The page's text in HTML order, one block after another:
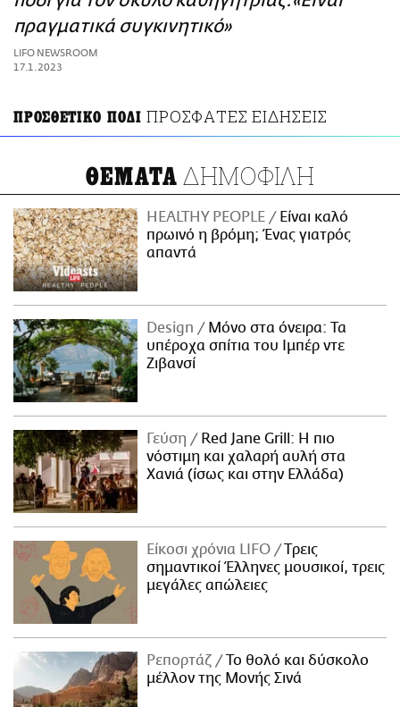
ΑΜΠΑ
PRINT
πραγματικά συγκινητικό»
LIFO NEWSROOM
17.1.2023
ΠΡΟΣΘΕΤΙΚΟ ΠΟΔΙ ΠΡΟΣΦΑΤΕΣ ΕΙΔΗΣΕΙΣ
ΘΕΜΑΤΑ ΔΗΜΟΦΙΛΗ
HEALTHY PEOPLE
Είναι καλό
πρωινό η βρόμη; Ένας γιατρός
απαντά
Design
Μόνο στα όνειρα: Τα
υπέροχα σπίτια του Ιμπέρ ντε
Ζιβανσί
Γεύση
Red Jane Grill: Η πιο
νόστιμη και χαλαρή αυλή στα
Χανιά (ίσως και στην Ελλάδα)
Είκοσι χρόνια LIFO
Tρεις
σημαντικοί Έλληνες μουσικοί, τρεις
μεγάλες απώλειες
Ρεπορτάζ
Το θολό και δύσκολο
μέλλον της Μονής Σινά